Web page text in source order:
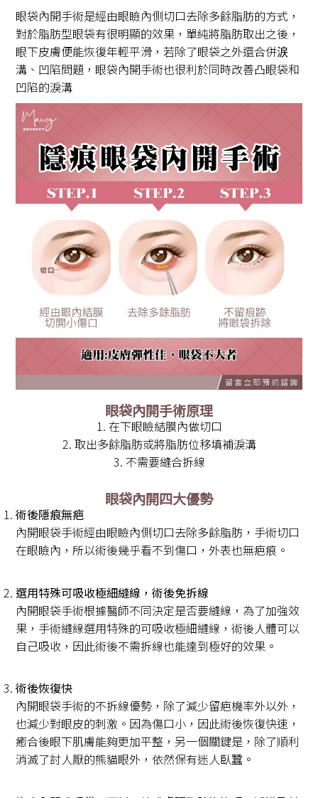
眼袋內開手術是經由眼瞼內側切口去除多餘脂肪的方式，
對於脂肪型眼袋有很明顯的效果，單純將脂肪取出之後，
眼下皮膚便能恢復年輕平滑，若除了眼袋之外還合併涙
溝、凹陷問題，眼袋內開手術也很利於同時改善凸眼袋和
凹陷的淚溝
眼袋內開手術原理
1. 在下眼瞼結膜內做切口
2. 取出多餘脂肪或將脂肪位移填補淚溝
3. 不需要縫合拆線
眼袋內開四大優勢
術後隱痕無疤
內開眼袋手術經由眼瞼內側切口去除多餘脂肪，手術切口
在眼瞼內，所以術後幾乎看不到傷口，外表也無疤痕。
選用特殊可吸收極細縫線，術後免拆線
內開眼袋手術根據醫師不同決定是否要縫線，為了加強效
果，手術縫線選用特殊的可吸收極細縫線，術後人體可以
自己吸收，因此術後不需拆線也能達到極好的效果。
術後恢復快
內開眼袋手術的不拆線優勢，除了減少留疤機率外以外，
也減少對眼皮的刺激。因為傷口小，因此術後恢復快速，
癒合後眼下肌膚能夠更加平整，另一個關鍵是，除了順利
消滅了討人厭的熊貓眼外，依然保有迷人臥蠶。